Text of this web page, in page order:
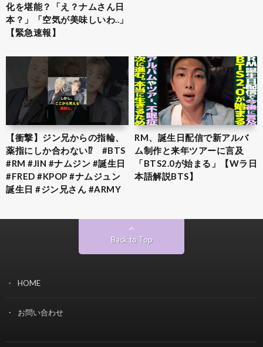
化を堪能？「え？ナムさん日
本？」「空気が美味しいわ..」
【緊急速報】
【衝撃】ジン兄からの指輪、
薬指にしか合わない⁉︎ #BTS
#RM #JIN #ナムジン #誕生日
#FRED #KPOP #ナムジュン
誕生日 #ジン兄さん #ARMY
RM、誕生日配信で新アルバ
ム制作と来年ツアーに言及
「BTS2.0が始まる」【Wラ日
本語解説BTS】
Back to Top
HOME
お問い合わせ